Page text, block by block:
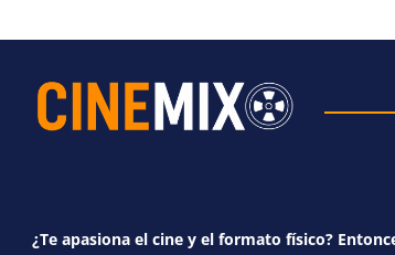
¿Te apasiona el cine y el formato físico?